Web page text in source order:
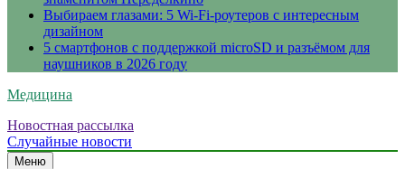
Выбираем глазами: 5 Wi-Fi-роутеров с интересным
дизайном
5 смартфонов с поддержкой microSD и разъёмом для
наушников в 2026 году
Медицина
Новостная рассылка
Случайные новости
Меню